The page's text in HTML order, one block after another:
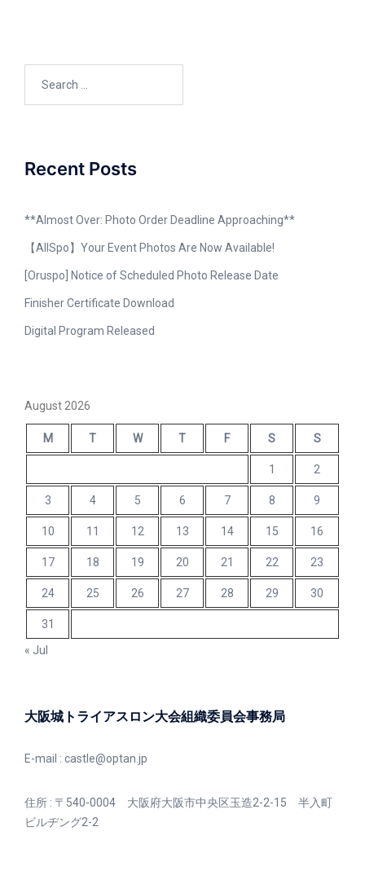
Recent Posts
**Almost Over: Photo Order Deadline Approaching**
【AllSpo】Your Event Photos Are Now Available!
[Oruspo] Notice of Scheduled Photo Release Date
Finisher Certificate Download
Digital Program Released
August 2026
M T W T F S S
1 2
3 4 5 6 7 8 9
10 11 12 13 14 15 16
17 18 19 20 21 22 23
24 25 26 27 28 29 30
31
« Jul
大阪城トライアスロン大会組織委員会事務局
E-mail : castle@optan.jp
住所 : 〒540-0004 大阪府大阪市中央区玉造2-2-15 半入町
ビルヂング2-2